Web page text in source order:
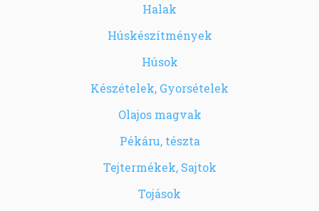
Halak
Húskészítmények
Húsok
Készételek, Gyorsételek
Olajos magvak
Pékáru, tészta
Tejtermékek, Sajtok
Tojások